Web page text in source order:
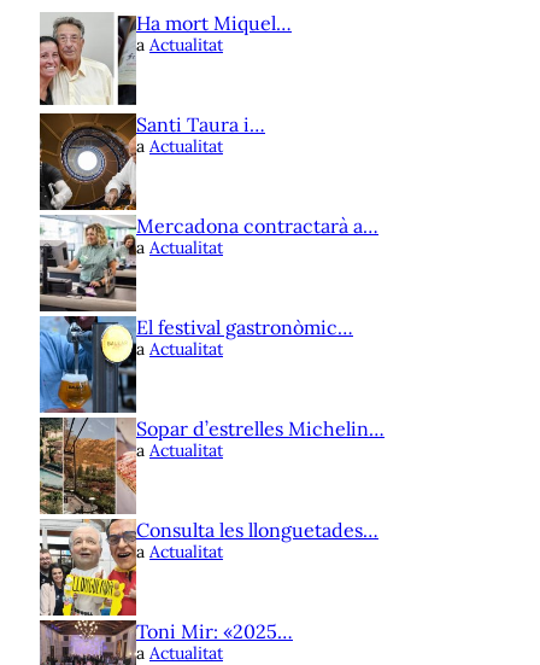
Ha mort Miquel…
a Actualitat
Santi Taura i…
a Actualitat
Mercadona contractarà a…
a Actualitat
El festival gastronòmic…
a Actualitat
Sopar d’estrelles Michelin…
a Actualitat
Consulta les llonguetades…
a Actualitat
Toni Mir: «2025…
a Actualitat